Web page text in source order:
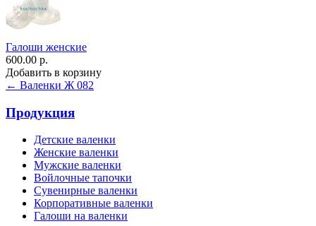
Галоши женские
600.00 р.
Добавить в корзину
← Валенки Ж 082
Продукция
Детские валенки
Женские валенки
Мужские валенки
Войлочные тапочки
Сувенирные валенки
Корпоративные валенки
Галоши на валенки